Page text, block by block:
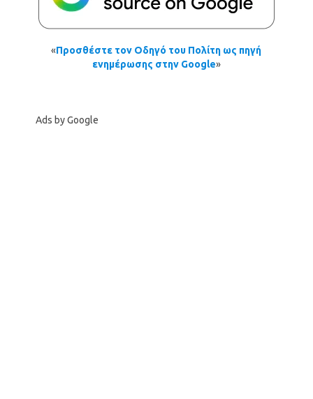
«Προσθέστε τον Οδηγό του Πολίτη ως πηγή
ενημέρωσης στην Google»
Ads by Google